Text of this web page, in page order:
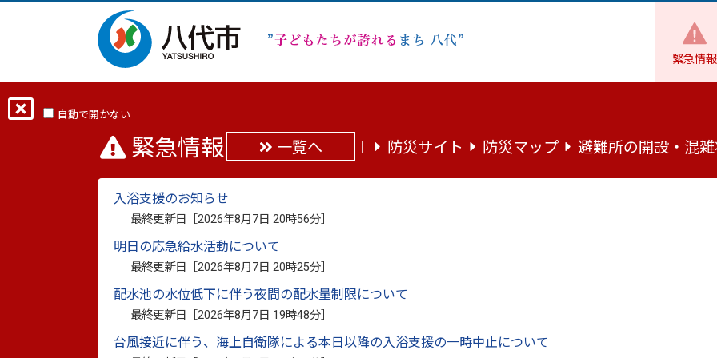
緊急情報
自動で開かない
緊急情報 一覧へ 防災サイト 防災マップ 避難所の開設・混
入浴支援のお知らせ
最終更新日［2026年8月7日 20時56分
明日の応急給水活動について
最終更新日［2026年8月7日 20時25分
配水池の水位低下に伴う夜間の配水量制限について
最終更新日［2026年8月7日 19時48分
台風接近に伴う、海上自衛隊による本日以降の入浴支援の一時中止について
八代駅前プロジェクションマッピング業務に係る公募型プロ
ポーザルについて
ョンマッピング業務を行います。